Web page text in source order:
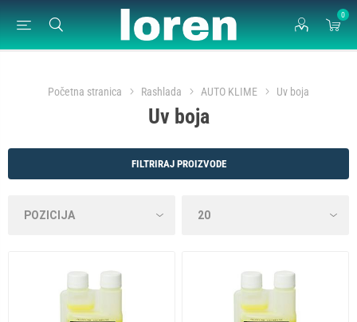
0
Početna stranica Rashlada AUTO KLIME Uv boja
Uv boja
FILTRIRAJ PROIZVODE